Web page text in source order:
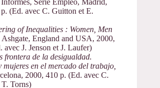
Serie Empleo, Madrid,
(Ed. avec C. Guitton et E.
of Inequalities : Women, Men
Ashgate, England and USA, 2000,
avec J. Jenson et J. Laufer)
frontera de la desigualdad.
mujeres en el mercado del trabajo,
2000, 410 p. (Ed. avec C.
Torns)